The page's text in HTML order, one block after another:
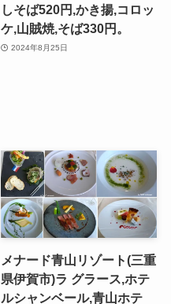
しそば520円,かき揚,コロッ
ケ,山賊焼,そば330円。
2024年8月25日
メナード青山リゾート(三重
県伊賀市)ラ グラース,ホテ
ルシャンベール,青山ホテ